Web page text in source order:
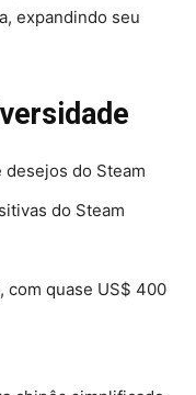
expandindo seu
do Steam
do Steam
com quase US$ 400